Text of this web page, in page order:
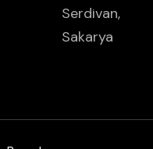
Serdivan,
Sakarya